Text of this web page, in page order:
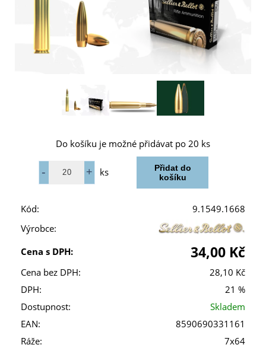
Do košíku je možné přidávat po 20 ks
ks
Kód:
9.1549.1668
Výrobce:
Cena s DPH:
34,00 Kč
Cena bez DPH:
28,10 Kč
DPH:
21 %
Dostupnost:
Skladem
EAN:
8590690331161
Ráže:
7x64